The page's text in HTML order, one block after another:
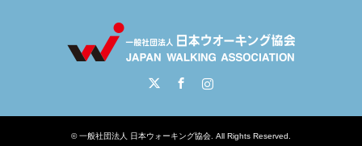
©一般社団法人 日本ウォーキング協会 . All Rights Reserved.